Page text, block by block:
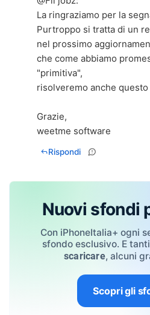
La ringraziamo per la
Purtroppo si tratta di un
nel prossimo
che come abbiamo
"primitiva",
risolveremo anche
Grazie,
weetme software
Rispondi
Nuovi sfondi
Con iPhoneItalia+ ogni
sfondo esclusivo. E
scaricare, alcuni
Scopri gli